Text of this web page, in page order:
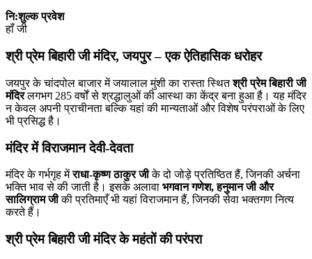
नि:शुल्क प्रवेश
हाँ जी
श्री प्रेम बिहारी जी मंदिर, जयपुर – एक ऐतिहासिक धरोहर
जयपुर के चांदपोल बाजार में जयालाल मुंशी का रास्ता स्थितश्री प्रेम बिहारी जी
मंदिरलगभग 285 वर्षों से श्रद्धालुओं की आस्था का केंद्र बना हुआ है। यह मंदिर
न केवल अपनी प्राचीनता बल्कि यहां की मान्यताओं और विशेष परंपराओं के लिए
भी प्रसिद्ध है।
मंदिर में विराजमान देवी-देवता
मंदिर के गर्भगृह मेंराधा-कृष्ण ठाकुर जीके दो जोड़े प्रतिष्ठित हैं, जिनकी अर्चना
भक्ति भाव से की जाती है। इसके अलावा भगवान गणेश, हनुमान जी और
सालिग्राम जीकी प्रतिमाएँ भी यहां विराजमान हैं, जिनकी सेवा भक्तगण नित्य
करते हैं।
श्री प्रेम बिहारी जी मंदिर के महंतों की परंपरा